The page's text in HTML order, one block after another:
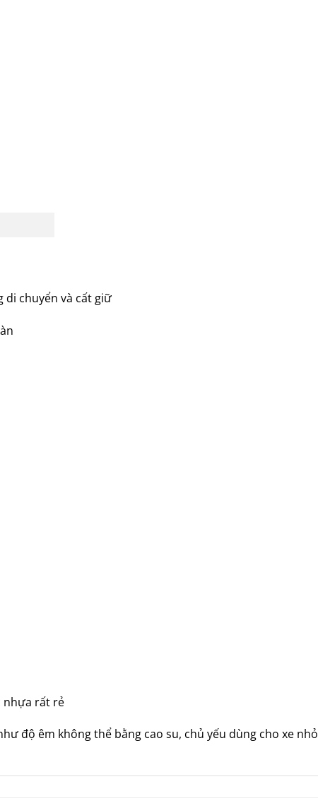
di chuyển và cất giữ
nhựa rất rẻ
độ êm không thể bằng cao su, chủ yếu dùng cho xe nhỏ